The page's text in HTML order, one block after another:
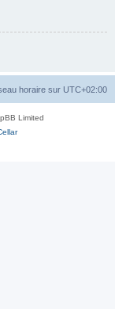
horaire sur UTC+02:00
Limited